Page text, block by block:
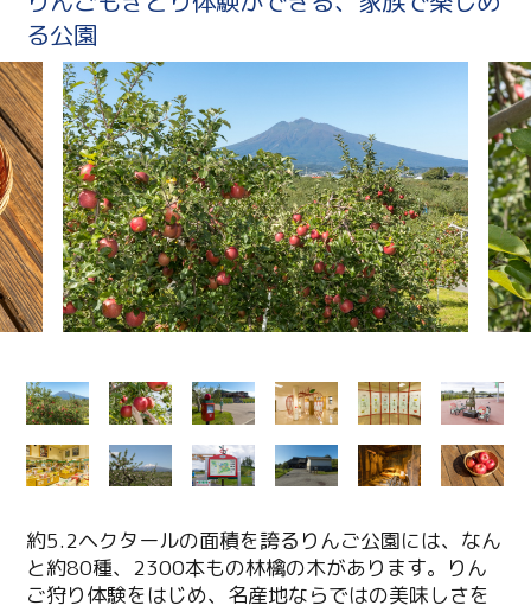
る公園
約5.2ヘクタールの面積を誇るりんご公園には、なん
と約80種、2300本もの林檎の木があります。りん
ご狩り体験をはじめ、名産地ならではの美味しさを